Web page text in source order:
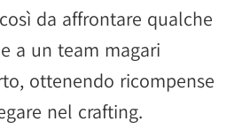
da affrontare qualche
a un team magari
ottenendo ricompense
nel crafting.